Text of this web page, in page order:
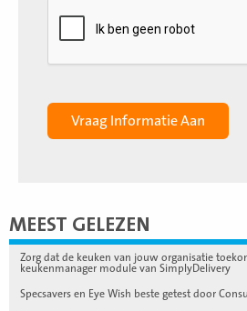
MEEST GELEZEN
Zorg dat de keuken van jouw organisatie
keukenmanager module van SimplyDelivery
Specsavers en Eye Wish beste getest door